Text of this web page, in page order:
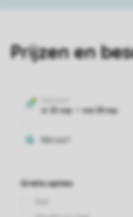
Prijzen en